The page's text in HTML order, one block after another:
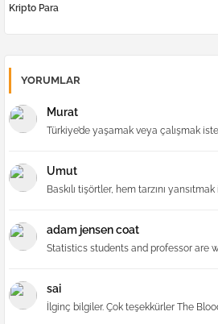
Kripto Para
YORUMLAR
Murat
Türkiye’de yaşamak veya çalışmak
Umut
Baskılı tişörtler, hem tarzını yansıtmak
adam jensen coat
Statistics students and professor are
sai
İlginç bilgiler. Çok teşekkürler The Blood